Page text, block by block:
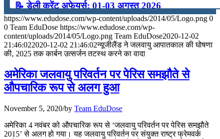
📝 डेली करेंट अफेयर्स: 01-03 अगस्त 2026
July 31, 2026
📝 डेली करेंट अफेयर्स: 28-31 जुलाई 2026
📝 डेली करेंट अफेयर्स: 25-27 जुलाई 2026
📝 डेली करेंट अफेयर्स: 22-24 जुलाई 2026
https://www.edudose.com/wp-content/uploads/2014/05/Logo.png 0
0 Team EduDose https://www.edudose.com/wp-
content/uploads/2014/05/Logo.png Team EduDose2020-12-02
21:46:022020-12-02 21:46:02न्यूजीलैंड ने जलवायु आपातकाल की घोषणा
की, 2025 तक कार्बन उत्सर्जन तटस्थ करने का वादा
अमेरिका जलवायु परिवर्तन पर पेरिस समझौते से
औपचारिक रूप से अलग हुआ
November 5, 2020/by Team EduDose
अमेरिका 4 नवंबर को औपचारिक रूप से ‘जलवायु परिवर्तन पर पेरिस समझौते
2015’ से अलग हो गया। यह जलवायु परिवर्तन पर संयुक्त राष्ट्र फ्रेमवर्क